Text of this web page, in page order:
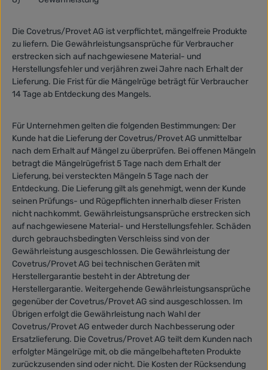
Die Covetrus/Provet AG ist verpflichtet, mängelfreie Produkte
zu liefern. Die Gewährleistungsansprüche für Verbraucher
erstrecken sich auf nachgewiesene Material- und
Herstellungsfehler und verjähren zwei Jahre nach Erhalt der
Lieferung. Die Frist für die Mängelrüge beträgt für Verbraucher
14 Tage ab Entdeckung des Mangels.
Für Unternehmen gelten die folgenden Bestimmungen: Der
Kunde hat die Lieferung der Covetrus/Provet AG unmittelbar
nach dem Erhalt auf Mängel zu überprüfen. Bei offenen Mängeln
betragt die Mängelrügefrist 5 Tage nach dem Erhalt der
Lieferung, bei versteckten Mängeln 5 Tage nach der
Entdeckung. Die Lieferung gilt als genehmigt, wenn der Kunde
seinen Prüfungs- und Rügepflichten innerhalb dieser Fristen
nicht nachkommt. Gewährleistungsansprüche erstrecken sich
auf nachgewiesene Material- und Herstellungsfehler. Schäden
durch gebrauchsbedingten Verschleiss sind von der
Gewährleistung ausgeschlossen. Die Gewährleistung der
Covetrus/Provet AG bei technischen Geräten mit
Herstellergarantie besteht in der Abtretung der
Herstellergarantie. Weitergehende Gewährleistungsansprüche
gegenüber der Covetrus/Provet AG sind ausgeschlossen. Im
Übrigen erfolgt die Gewährleistung nach Wahl der
Covetrus/Provet AG entweder durch Nachbesserung oder
Ersatzlieferung. Die Covetrus/Provet AG teilt dem Kunden nach
erfolgter Mängelrüge mit, ob die mängelbehafteten Produkte
zurückzusenden sind oder nicht. Die Kosten der Rücksendung